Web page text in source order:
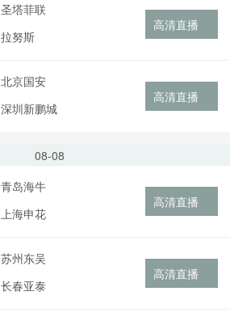
圣塔菲联
拉努斯
高清直播
北京国安
深圳新鹏城
高清直播
08-08
青岛海牛
上海申花
高清直播
苏州东吴
长春亚泰
高清直播